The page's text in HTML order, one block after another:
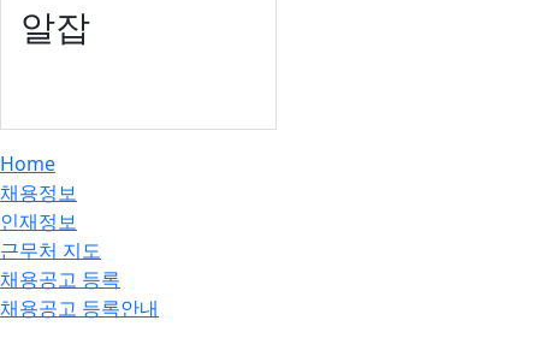
알잡
Home
채용정보
인재정보
근무처 지도
채용공고 등록
채용공고 등록안내